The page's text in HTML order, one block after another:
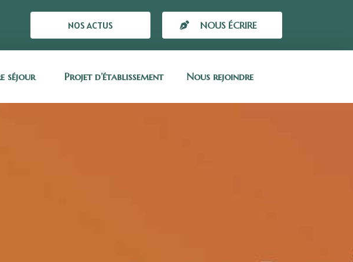
NOS ACTUS NOUS ÉCRIRE
séjour Projet d’établissement Nous rejoindre